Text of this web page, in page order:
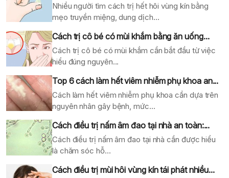
Nhiều người tìm cách trị hết hôi vùng kín bằng
mẹo truyền miệng, dung dịch...
Cách trị cô bé có mùi khắm bằng ăn uống...
Cách trị cô bé có mùi khắm cần bắt đầu từ việc
hiểu đúng nguyên...
Top 6 cách làm hết viêm nhiễm phụ khoa an...
Cách làm hết viêm nhiễm phụ khoa cần dựa trên
nguyên nhân gây bệnh, mức...
Cách điều trị nấm âm đao tại nhà an toàn:...
Cách điều trị nấm âm đao tại nhà cần được hiểu
là chăm sóc hỗ...
Cách điều trị mùi hôi vùng kín tái phát nhiều...